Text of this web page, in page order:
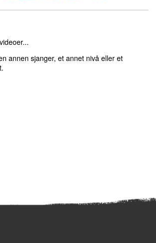
annen sjanger, et annet nivå eller et